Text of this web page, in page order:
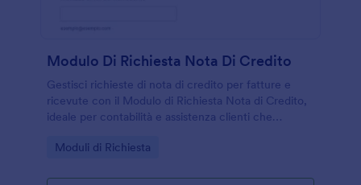
Modulo Di Richiesta Nota Di Credito
Gestisci richieste di nota di credito per fatture e
ricevute con il Modulo di Richiesta Nota di Credito,
ideale per contabilità e assistenza clienti che
risposta del modulo.
Go to Category:
Moduli di Richiesta